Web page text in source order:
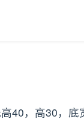
40，高30，